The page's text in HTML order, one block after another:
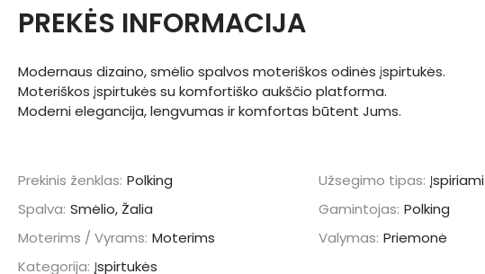
PREKĖS INFORMACIJA
Modernaus dizaino, smėlio spalvos moteriškos odinės įspirtukės.
Moteriškos įspirtukės su komfortiško aukščio platforma.
Moderni elegancija, lengvumas ir komfortas būtent Jums.
Prekinis ženklas: Polking
Spalva: Smėlio, Žalia
Moterims / Vyrams: Moterims
Kategorija: Įspirtukės
Užsegimo tipas: Įspiriami
Gamintojas: Polking
Valymas: Priemonė